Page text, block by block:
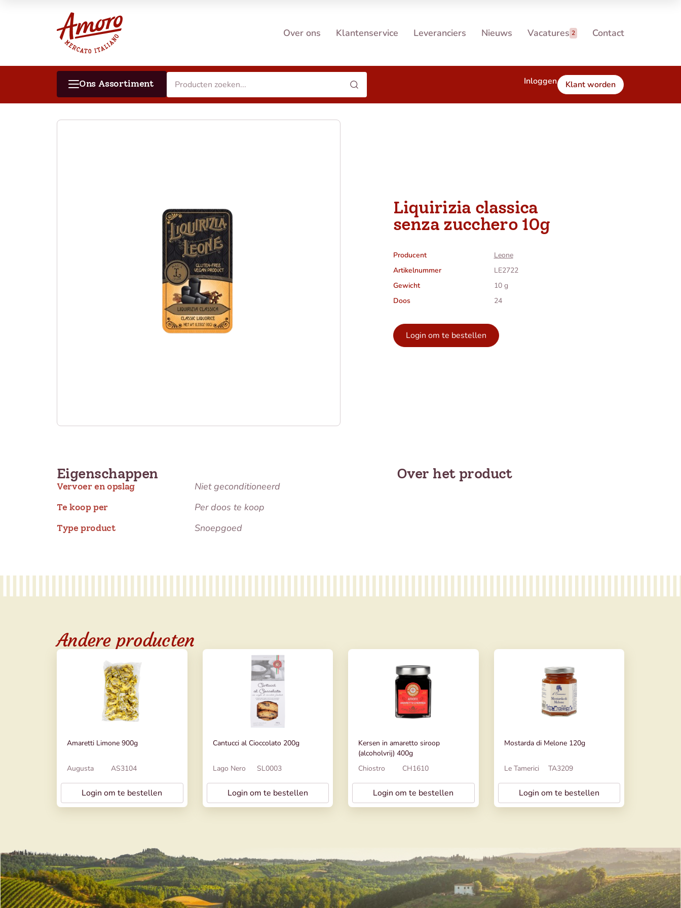
Over ons Klantenservice Leveranciers Nieuws Vacatures 2 Contact
Ons Assortiment Inloggen Klant worden
Liquirizia classica
senza zucchero 10g
Producent
Leone
Artikelnummer
LE2722
Gewicht
10 g
Doos
24
Login om te bestellen
Eigenschappen
Vervoer en opslag Niet geconditioneerd
Te koop per Per doos te koop
Type product Snoepgoed
Over het product
Andere producten
Amaretti Limone 900g
Augusta AS3104
Login om te bestellen
Cantucci al Cioccolato 200g
Lago Nero SL0003
Login om te bestellen
Kersen in amaretto siroop
(alcoholvrij) 400g
Chiostro
CH1610
Login om te bestellen
Mostarda di Melone 120g
Le Tamerici TA3209
Login om te bestellen